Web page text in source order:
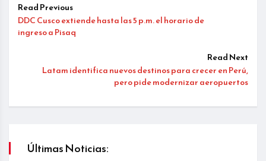
Read Previous
DDC Cusco extiende hasta las 5 p.m. el horario de
ingreso a Pisaq
Read Next
Latam identifica nuevos destinos para crecer en Perú,
pero pide modernizar aeropuertos
Últimas Noticias: